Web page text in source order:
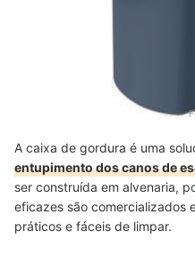
A caixa de gordura é uma
entupimento dos canos de
ser construída em alvenaria,
eficazes são comercializados
práticos e fáceis de limpar.